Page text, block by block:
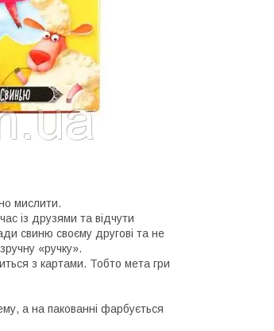
мислити.
із друзями та відчути
свиню своєму другові та не
«ручку».
з картами. Тобто мета гри
а на пакованні фарбується